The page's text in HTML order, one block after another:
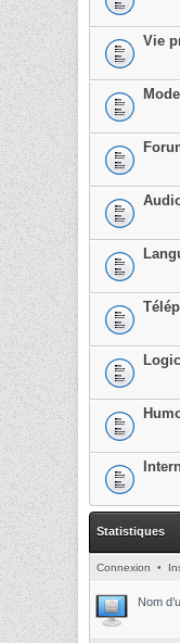
Vie
Statistiques
Connexion •
Nom